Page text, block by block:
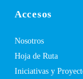
Accesos
Nosotros
Hoja de Ruta
Iniciativas y